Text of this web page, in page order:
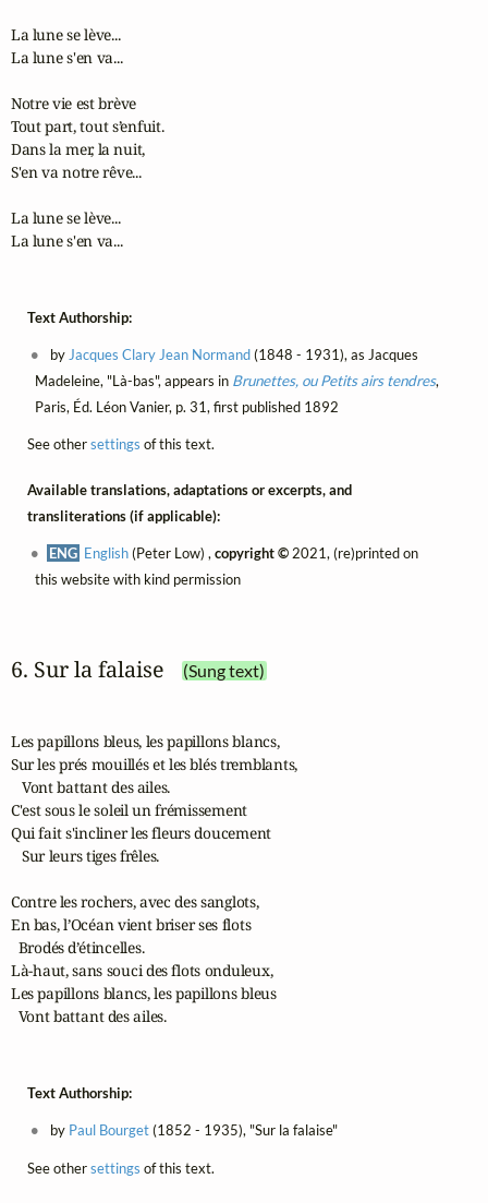
La lune se lève...
La lune s'en va...
Notre vie est brève
Tout part, tout s’enfuit.
Dans la mer, la nuit,
S'en va notre rêve...
La lune se lève...
La lune s'en va...
Text Authorship:
by Jacques Clary Jean Normand(1848 - 1931), as Jacques
Madeleine, "Là-bas", appears in Brunettes, ou Petits airs tendres,
Paris, Éd. Léon Vanier, p. 31, first published 1892
See othersettings of this text.
Available translations, adaptations or excerpts, and
transliterations (if applicable):
ENG English(Peter Low) ,copyright ©2021, (re)printed on
this website with kind permission
6. Sur la falaise (Sung text)
Les papillons bleus, les papillons blancs,
Sur les prés mouillés et les blés tremblants,
   Vont battant des ailes.
C'est sous le soleil un frémissement
Qui fait s'incliner les fleurs doucement
   Sur leurs tiges frêles.
Contre les rochers, avec des sanglots,
En bas, l’Océan vient briser ses flots
  Brodés d’étincelles.
Là-haut, sans souci des flots onduleux,
Les papillons blancs, les papillons bleus
  Vont battant des ailes.
Text Authorship:
by Paul Bourget(1852 - 1935), "Sur la falaise"
See othersettings of this text.